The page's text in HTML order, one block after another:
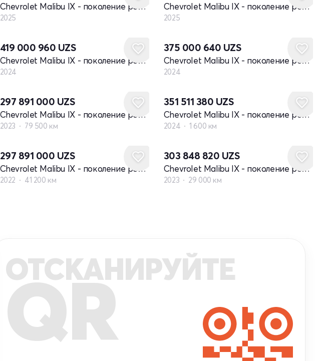
Chevrolet Malibu IX - поколение рестайлинг
2025
Chevrolet Malibu IX - поколение рестайлинг
2025
419 000 960 UZS
Chevrolet Malibu IX - поколение рестайлинг
2024
375 000 640 UZS
Chevrolet Malibu IX - поколение рестайлинг
2024
297 891 000 UZS
Chevrolet Malibu IX - поколение рестайлинг
2023 79 500 км
351 511 380 UZS
Chevrolet Malibu IX - поколение рестайлинг
2024 1 600 км
297 891 000 UZS
Chevrolet Malibu IX - поколение рестайлинг
2022 41 200 км
303 848 820 UZS
Chevrolet Malibu IX - поколение рестайлинг
2023 29 000 км
ОТСКАНИРУЙТЕ
QR